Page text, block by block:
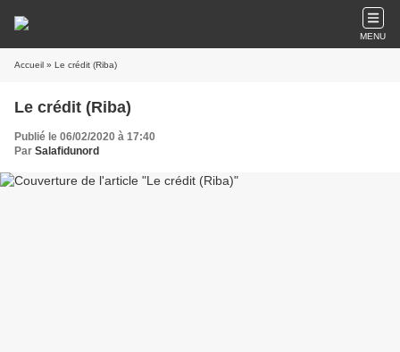
MENU
Accueil » Le crédit (Riba)
Le crédit (Riba)
Publié le 06/02/2020 à 17:40
Par Salafidunord